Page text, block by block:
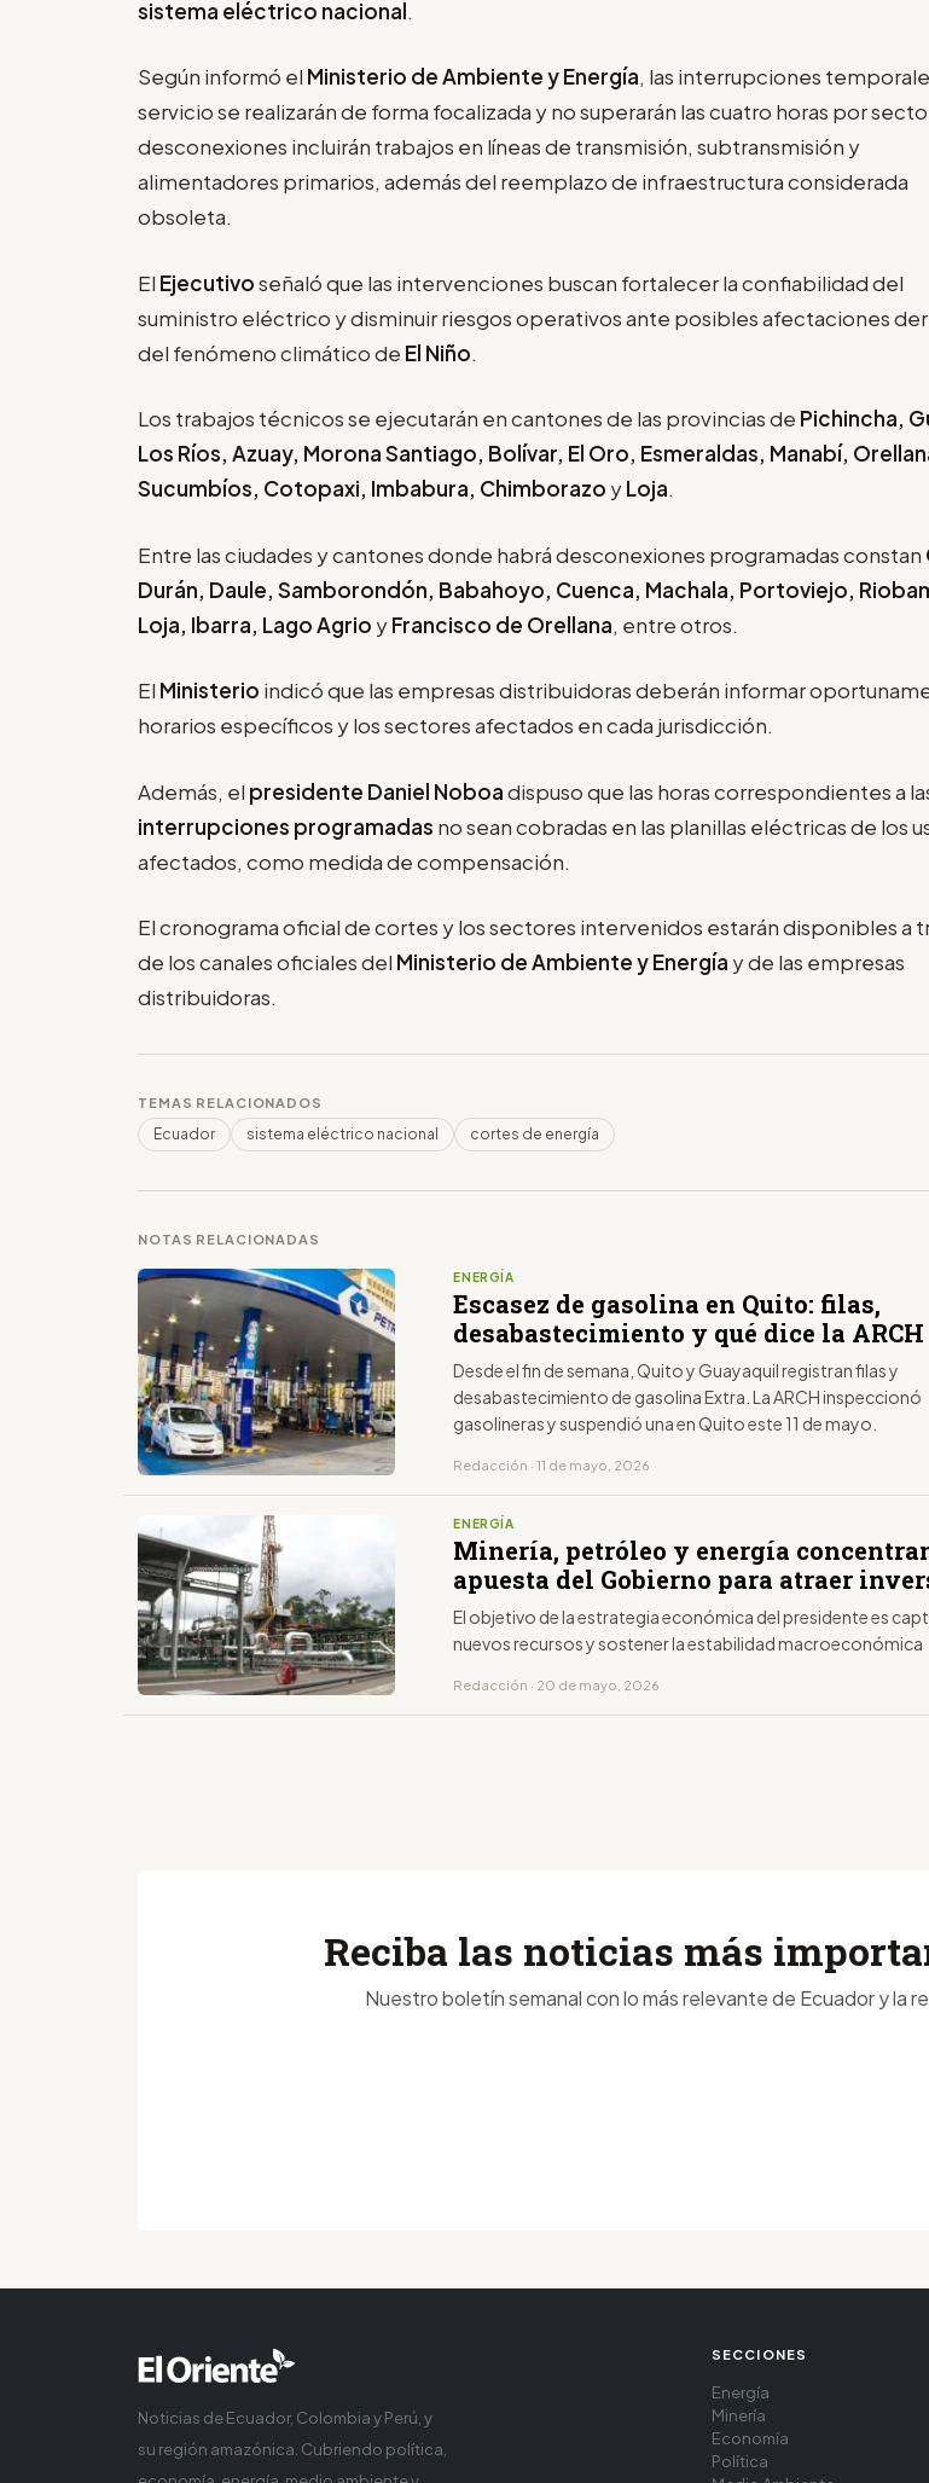
sistema eléctrico nacional.
Según informó el Ministerio de Ambiente y Energía, las interrupciones
servicio se realizarán de forma focalizada y no superarán las cuatro horas por
desconexiones incluirán trabajos en líneas de transmisión, subtransmisión y
alimentadores primarios, además del reemplazo de infraestructura considerada
obsoleta.
El Ejecutivoseñaló que las intervenciones buscan fortalecer la confiabilidad del
suministro eléctrico y disminuir riesgos operativos ante posibles afectaciones
del fenómeno climático de El Niño.
Los trabajos técnicos se ejecutarán en cantones de las provincias de Pichincha,
Los Ríos, Azuay, Morona Santiago, Bolívar, El Oro, Esmeraldas, Manabí,
Sucumbíos, Cotopaxi, Imbabura, Chimborazo yLoja.
Entre las ciudades y cantones donde habrá desconexiones programadas constan
Durán, Daule, Samborondón, Babahoyo, Cuenca, Machala, Portoviejo,
Loja, Ibarra, Lago Agrio yFrancisco de Orellana, entre otros.
El Ministerio indicó que las empresas distribuidoras deberán informar
horarios específicos y los sectores afectados en cada jurisdicción.
Además, el presidente Daniel Noboadispuso que las horas correspondientes a
interrupciones programadas no sean cobradas en las planillas eléctricas de los
afectados, como medida de compensación.
El cronograma oficial de cortes y los sectores intervenidos estarán disponibles a
de los canales oficiales del Ministerio de Ambiente y Energía y de las empresas
distribuidoras.
TEMAS RELACIONADOS
Ecuador sistema eléctrico nacional cortes de energía
NOTAS RELACIONADAS
ENERGÍA
Escasez de gasolina en Quito: filas,
desabastecimiento y qué dice la ARCH
Desde el fin de semana, Quito y Guayaquil registran filas y
desabastecimiento de gasolina Extra. La ARCH inspeccionó
gasolineras y suspendió una en Quito este 11 de mayo.
Redacción · 11 de mayo, 2026
ENERGÍA
Minería, petróleo y energía
apuesta del Gobierno para atraer
El objetivo de la estrategia económica del presidente es
nuevos recursos y sostener la estabilidad macroeconómica
Redacción · 20 de mayo, 2026
Reciba las noticias más
Nuestro boletín semanal con lo más relevante de Ecuador y la
Noticias de Ecuador, Colombia y Perú, y
su región amazónica. Cubriendo política,
SECCIONES
Energía
Minería
Economía
Política